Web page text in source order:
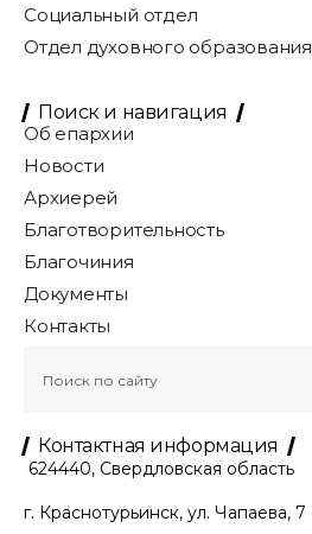
Социальный отдел
Отдел духовного образования
Поиск и навигация
Об епархии
Новости
Архиерей
Благотворительность
Благочиния
Документы
Контакты
Контактная информация
624440, Свердловская область
г. Краснотурьинск, ул. Чапаева, 7